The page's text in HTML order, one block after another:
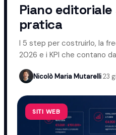
Piano
pratica
I 5 step per costruirlo, la
2026 e i KPI che contano
Nicolò Maria Mutarelli·23
SITI WEB